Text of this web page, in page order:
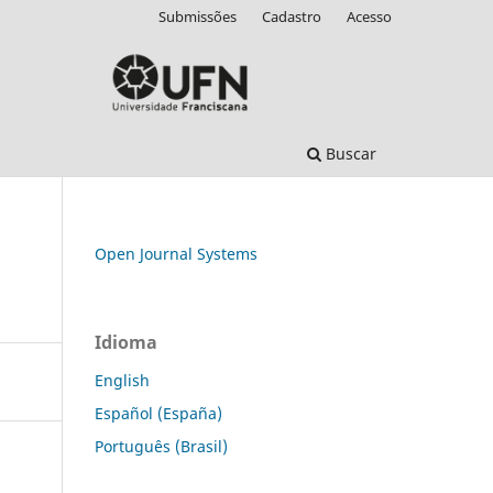
Buscar
Submissões Cadastro Acesso
Open Journal Systems
Idioma
English
Español (España)
Português (Brasil)